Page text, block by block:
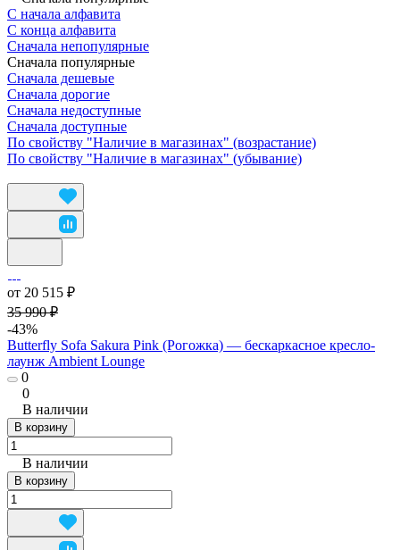
С начала алфавита
С конца алфавита
Сначала непопулярные
Сначала популярные
Сначала дешевые
Сначала дорогие
Сначала недоступные
Сначала доступные
По свойству "Наличие в магазинах" (возрастание)
По свойству "Наличие в магазинах" (убывание)
от 20 515 ₽
35 990 ₽
-43%
Butterfly Sofa Sakura Pink (Рогожка) — бескаркасное кресло-
лаунж Ambient Lounge
0
0
В наличии
В корзину
В наличии
В корзину